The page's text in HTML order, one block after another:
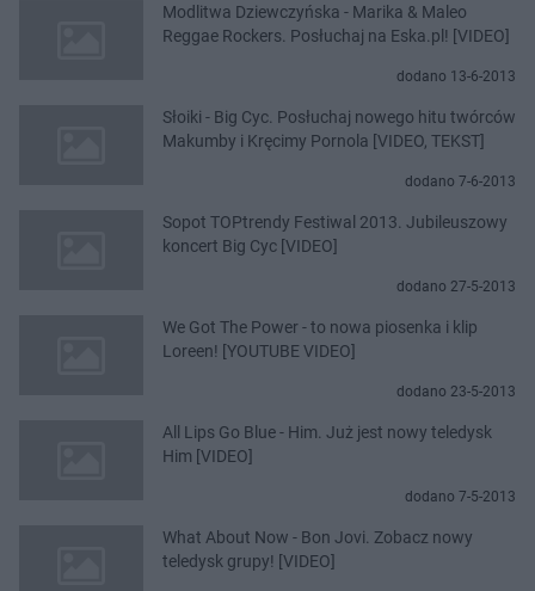
Modlitwa Dziewczyńska - Marika & Maleo
Reggae Rockers. Posłuchaj na Eska.pl! [VIDEO]
dodano 13-6-2013
Słoiki - Big Cyc. Posłuchaj nowego hitu twórców
Makumby i Kręcimy Pornola [VIDEO, TEKST]
dodano 7-6-2013
Sopot TOPtrendy Festiwal 2013. Jubileuszowy
koncert Big Cyc [VIDEO]
dodano 27-5-2013
We Got The Power - to nowa piosenka i klip
Loreen! [YOUTUBE VIDEO]
dodano 23-5-2013
All Lips Go Blue - Him. Już jest nowy teledysk
Him [VIDEO]
dodano 7-5-2013
What About Now - Bon Jovi. Zobacz nowy
teledysk grupy! [VIDEO]